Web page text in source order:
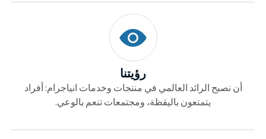
رؤيتنا
أن نصبح الرائد العالمي في منتجات وخدمات انياجرام: أفراد
يتمتعون باليقظة، ومجتمعات تنعم بالوعي.